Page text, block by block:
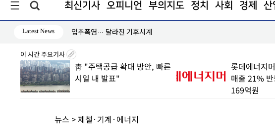
최신기사 오피니언 부의지도 정치 사회 경제 산
Latest News 입추폭염… 달라진 기후시계
이 시간 주요기사
靑 "주택공급 확대 방안, 빠른
시일 내 발표"
롯데에너지
매출 21%
169억원
뉴스 > 제철·기계·에너지